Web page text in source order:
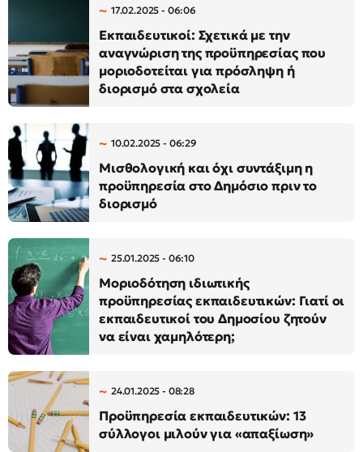
17.02.2025 - 06:06
Εκπαιδευτικοί: Σχετικά με την
αναγνώριση της προϋπηρεσίας που
μοριοδοτείται για πρόσληψη ή
διορισμό στα σχολεία
10.02.2025 - 06:29
Μισθολογική και όχι συντάξιμη η
προϋπηρεσία στο Δημόσιο πριν το
διορισμό
25.01.2025 - 06:10
Μοριοδότηση ιδιωτικής
προϋπηρεσίας εκπαιδευτικών: Γιατί οι
εκπαιδευτικοί του Δημοσίου ζητούν
να είναι χαμηλότερη;
24.01.2025 - 08:28
Προϋπηρεσία εκπαιδευτικών: 13
σύλλογοι μιλούν για «απαξίωση»